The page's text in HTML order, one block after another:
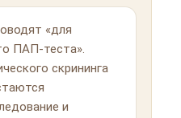
«для
ПАП-теста».
скрининга
и